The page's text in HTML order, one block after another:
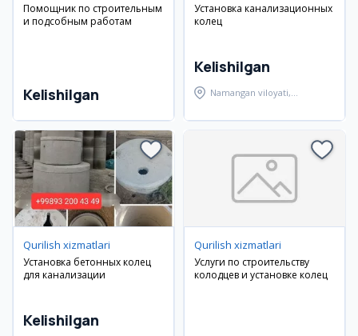
Помощник по строительным
и подсобным работам
Kelishilgan
Установка канализационных
колец
Kelishilgan
Namangan viloyati,
Qurilish xizmatlari
Установка бетонных колец
для канализации
Kelishilgan
Qurilish xizmatlari
Услуги по строительству
колодцев и установке колец